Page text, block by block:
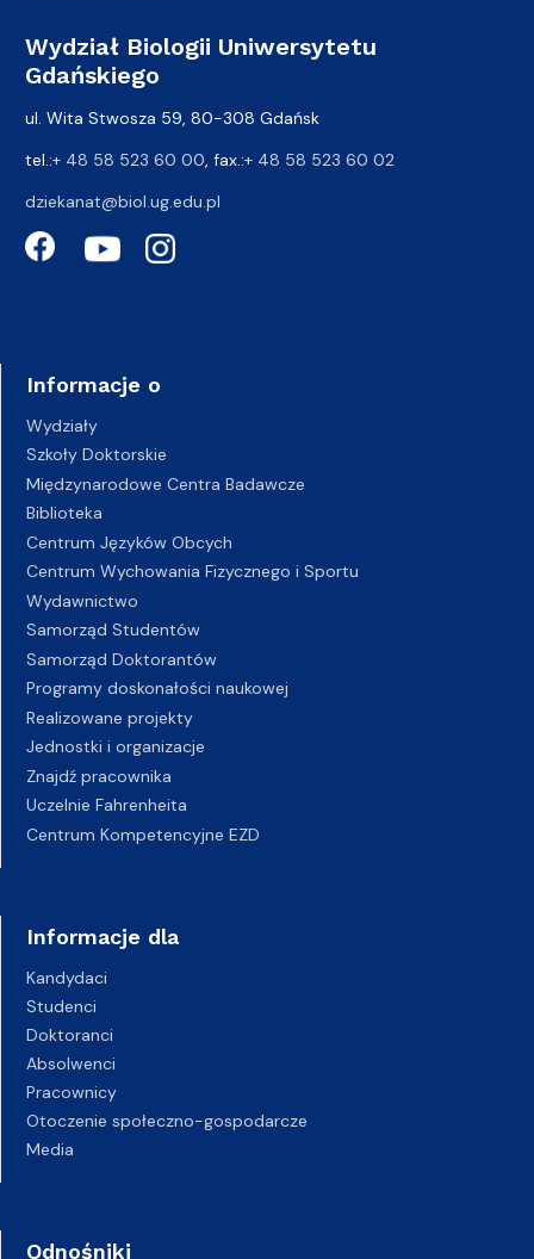
Wydział Biologii Uniwersytetu
Gdańskiego
ul. Wita Stwosza 59, 80-308 Gdańsk
tel.:+ 48 58 523 60 00, fax.:+ 48 58 523 60 02
dziekanat@biol.ug.edu.pl
Informacje o
Wydziały
Szkoły Doktorskie
Międzynarodowe Centra Badawcze
Biblioteka
Centrum Języków Obcych
Centrum Wychowania Fizycznego i Sportu
Wydawnictwo
Samorząd Studentów
Samorząd Doktorantów
Programy doskonałości naukowej
Realizowane projekty
Jednostki i organizacje
Znajdź pracownika
Uczelnie Fahrenheita
Centrum Kompetencyjne EZD
Informacje dla
Kandydaci
Studenci
Doktoranci
Absolwenci
Pracownicy
Otoczenie społeczno-gospodarcze
Media
Odnośniki